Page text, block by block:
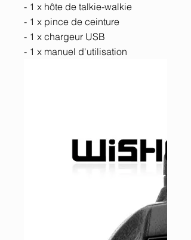
- 1 x hôte de talkie-walkie
- 1 x pince de ceinture
- 1 x chargeur USB
- 1 x manuel d'utilisation